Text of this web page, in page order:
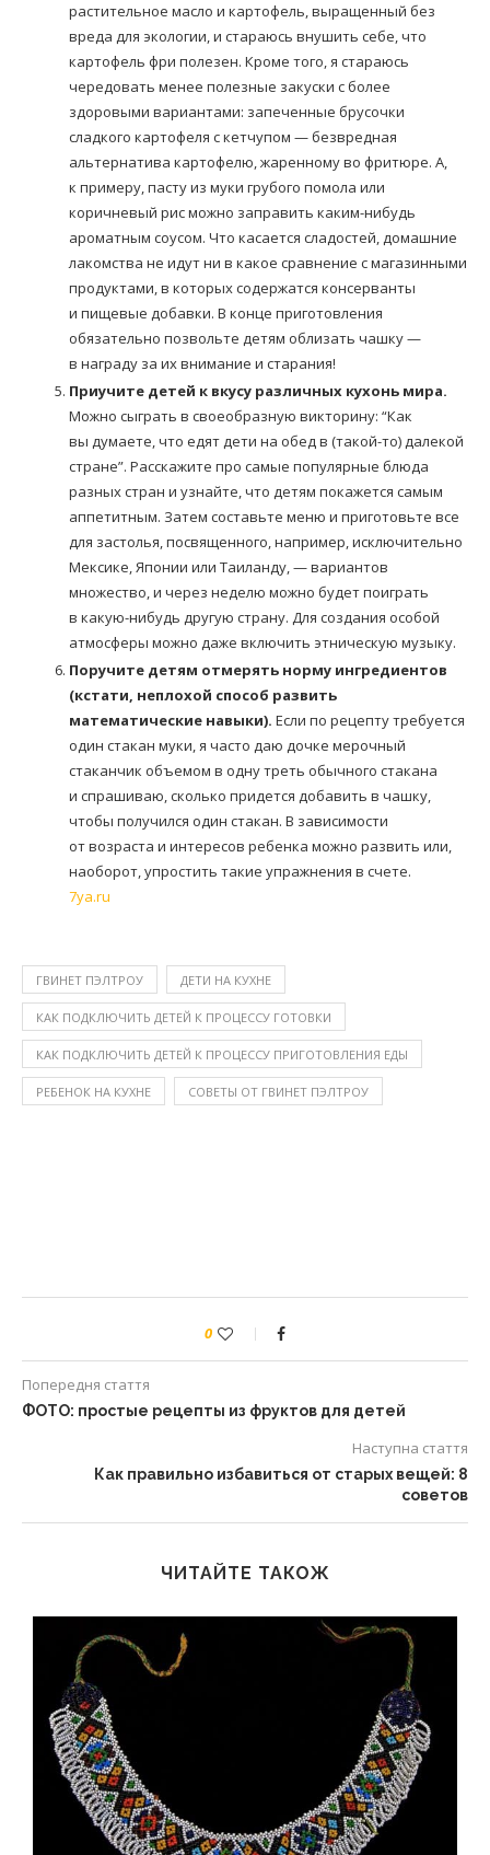
растительное масло и картофель, выращенный без
вреда для экологии, и стараюсь внушить себе, что
картофель фри полезен. Кроме того, я стараюсь
чередовать менее полезные закуски с более
здоровыми вариантами: запеченные брусочки
сладкого картофеля с кетчупом — безвредная
альтернатива картофелю, жаренному во фритюре. А,
к примеру, пасту из муки грубого помола или
коричневый рис можно заправить каким-нибудь
ароматным соусом. Что касается сладостей, домашние
лакомства не идут ни в какое сравнение с магазинными
продуктами, в которых содержатся консерванты
и пищевые добавки. В конце приготовления
обязательно позвольте детям облизать чашку —
в награду за их внимание и старания!
Приучите детей к вкусу различных кухонь мира.
Можно сыграть в своеобразную викторину: “Как
вы думаете, что едят дети на обед в (такой-то) далекой
стране”. Расскажите про самые популярные блюда
разных стран и узнайте, что детям покажется самым
аппетитным. Затем составьте меню и приготовьте все
для застолья, посвященного, например, исключительно
Мексике, Японии или Таиланду, — вариантов
множество, и через неделю можно будет поиграть
в какую-нибудь другую страну. Для создания особой
атмосферы можно даже включить этническую музыку.
Поручите детям отмерять норму ингредиентов
(кстати, неплохой способ развить
математические навыки). Если по рецепту требуется
один стакан муки, я часто даю дочке мерочный
стаканчик объемом в одну треть обычного стакана
и спрашиваю, сколько придется добавить в чашку,
чтобы получился один стакан. В зависимости
от возраста и интересов ребенка можно развить или,
наоборот, упростить такие упражнения в счете.
7ya.ru
ГВИНЕТ ПЭЛТРОУ ДЕТИ НА КУХНЕ
КАК ПОДКЛЮЧИТЬ ДЕТЕЙ К ПРОЦЕССУ ГОТОВКИ
КАК ПОДКЛЮЧИТЬ ДЕТЕЙ К ПРОЦЕССУ ПРИГОТОВЛЕНИЯ ЕДЫ
РЕБЕНОК НА КУХНЕ СОВЕТЫ ОТ ГВИНЕТ ПЭЛТРОУ
0
Попередня стаття
ФОТО: простые рецепты из фруктов для детей
Наступна стаття
Как правильно избавиться от старых вещей: 8
советов
ЧИТАЙТЕ ТАКОЖ